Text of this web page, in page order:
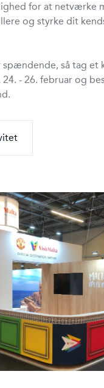
for at netværke
og styrke dit
så tag et
24. - 26. februar og